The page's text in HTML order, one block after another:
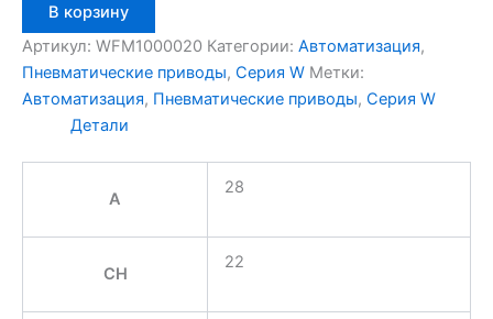
товара
Aignep
WFM1000020
В корзину
Артикул: WFM1000020 Категории: Автоматизация,
Пневматические приводы, Серия W Метки:
Автоматизация, Пневматические приводы, Серия W
Детали
A
28
CH
22